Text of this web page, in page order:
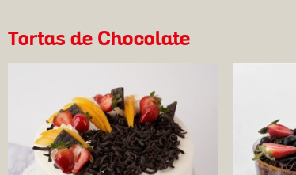
Tortas de Chocolate